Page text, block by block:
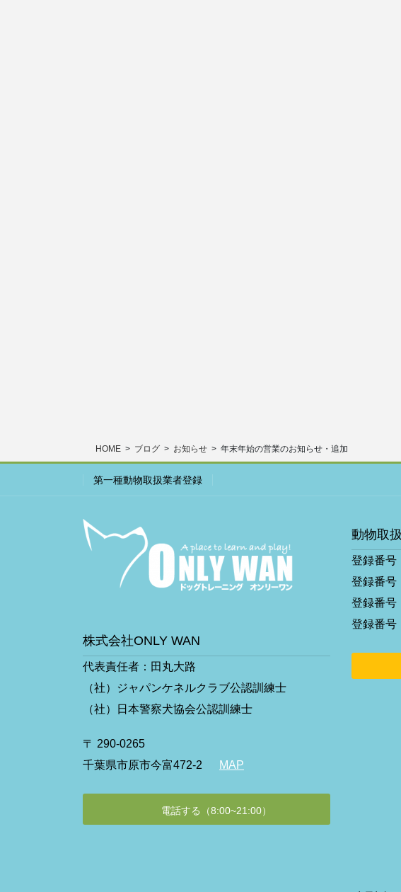
HOME ブログ お知らせ 年末年始の営業のお知らせ・追加
第一種動物取扱業者登録
株式会社ONLY WAN
代表責任者：田丸大路
（社）ジャパンケネルクラブ公認訓練士
（社）日本警察犬協会公認訓練士
〒 290-0265
千葉県市原市今富472-2
MAP
電話する（8:00~21:00）
動物取
登録番号
登録番号
登録番号
登録番号